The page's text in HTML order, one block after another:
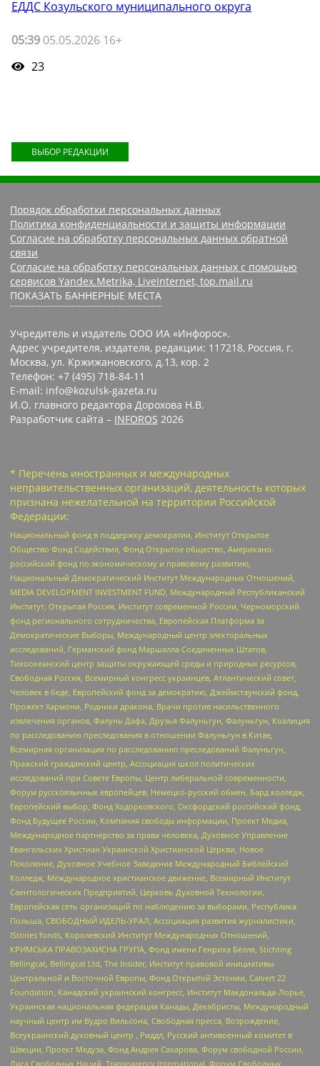
ЕДДС Козульского муниципального округа
05:39 05.05.2026 16+
23
ВЫБОР РЕДАКЦИИ
Порядок обработки персональных данных
Политика конфиденциальности и защиты информации
Согласие на обработку персональных данных обратной
связи
Согласие на обработку персональных данных с помощью
сервисов Yandex.Metrika, LiveInternet, top.mail.ru
ПОКАЗАТЬ БАННЕРНЫЕ МЕСТА
Учредитель и издатель ООО ИА «Инфорос».
Адрес учредителя, издателя, редакции: 117218, Россия, г.
Москва, ул. Кржижановского, д.13, кор. 2
Телефон: +7 (495) 718-84-11
E-mail: info@kozulsk-gazeta.ru
И.О. главного редактора Дорохова Н.В.
Разработчик сайта – INFOROS 2026
* Перечень иностранных и международных
неправительственных организаций, деятельность которых
признана нежелательной на территории Российской
Федерации:
Национальный фонд в поддержку демократии, Институт Открытое
Общество Фонд Содействия, Фонд Открытое общество, Американо-
российский фонд по экономическому и правовому развитию,
Национальный Демократический Институт Международных Отношений,
MEDIA DEVELOPMENT INVESTMENT FUND, Международный Республиканский
Институт, Открытая Россия, Институт современной России, Черноморский
фонд регионального сотрудничества, Европейская Платформа за
Демократические Выборы, Международный центр электоральных
исследований, Германский фонд Маршалла Соединенных Штатов,
Тихоокеанский центр защиты окружающей среды и природных ресурсов,
Свободная Россия, Всемирный конгресс украинцев, Атлантический совет,
Человек в беде, Европейский фонд за демократию, Джеймстаунский фонд,
Прожект Хармони, Родники дракона, Врачи против насильственного
извлечения органов, Фалунь Дафа, Друзья Фалуньгун, Фалуньгун, Коалиция
по расследованию преследования в отношении Фалуньгун в Китае,
Всемирная организация по расследованию преследований Фалуньгун,
Пражский гражданский центр, Ассоциация школ политических
исследований при Совете Европы, Центр либеральной современности,
Форум русскоязычных европейцев, Немецко-русский обмен, Бард колледж,
Европейский выбор, Фонд Ходорковского, Оксфордский российский фонд,
Фонд Будущее России, Компания свободы информации, Проект Медиа,
Международное партнерство за права человека, Духовное Управление
Евангельских Христиан Украинской Христианской Церкви, Новое
Поколение, Духовное Учебное Заведение Международный Библейский
Колледж, Международное христианское движение, Всемирный Институт
Саентологических Предприятий, Церковь Духовной Технологии,
Европейская сеть организаций по наблюдению за выборами, Республика
Польша, СВОБОДНЫЙ ИДЕЛЬ-УРАЛ, Ассоциация развития журналистики,
IStories fonds, Королевский Институт Международных Отношений,
КРИМСЬКА ПРАВОЗАХИСНА ГРУПА, Фонд имени Генриха Бёлля, Stichting
Bellingcat, Bellingcat Ltd, The Insider, Институт правовой инициативы
Центральной и Восточной Европы, Фонд Открытой Эстонии, Calvert 22
Foundation, Канадский украинский конгресс, Институт Макдональда-Лорье,
Украинская национальная федерация Канады, Декабристы, Международный
научный центр им Вудро Вильсона, Свободная пресса, Возрождение,
Всеукраинский духовный центр , Риддл, Русский антивоенный комитет в
Швеции, Проект Медуза, Фонд Андрея Сахарова, Форум свободной России,
Лига Свободных Наций, Transparеncy International, Форум Свободных